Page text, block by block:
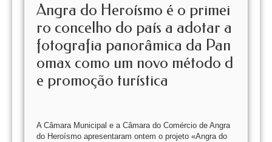
Angra do Heroísmo é o primei
ro concelho do país a adotar a
fotografia panorâmica da Pan
omax como um novo método d
e promoção turística
A Câmara Municipal e a Câmara do Comércio de Angra
do Heroísmo apresentaram ontem o projeto «Angra do